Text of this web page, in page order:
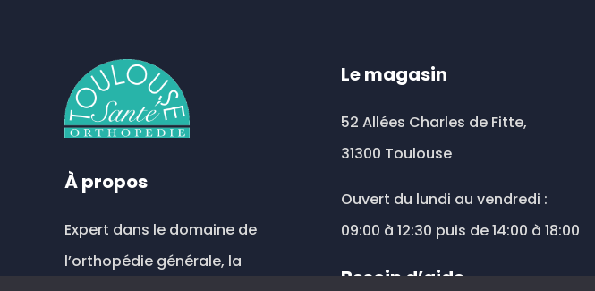
À propos
Expert dans le domaine de
l’orthopédie générale, la
Le magasin
52 Allées Charles de Fitte,
31300 Toulouse
Ouvert du lundi au vendredi :
09:00 à 12:30 puis de 14:00 à 18:00
Besoin d’aide